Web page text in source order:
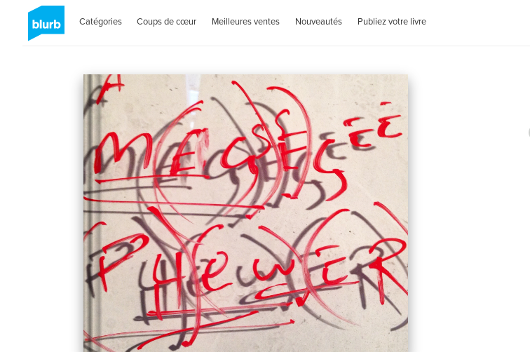
Catégories Coups de cœur Meilleures ventes Nouveautés Publiez votre livre